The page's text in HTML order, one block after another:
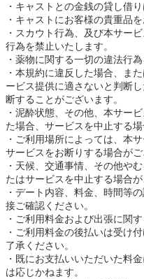
キャストとの金銭の貸し借り
キャストにお客様の貴重品
スカウト行為、及び本サー
行為を禁止いたします。
薬物に関する一切の違法行為
本規約に違反した場合、ま
ービス提供に適さないと判断
断することがございます。
泥酔状態、その他、本サー
た場合、サービスを中止する場
ご利用場所によっては、本
サービスをお断りする場合がご
天候、交通事情、その他や
たはサービスを中止する場合が
デート内容、料金、時間等
接ご確認ください。
ご利用料金および出張に関
ご利用料金の後払いは受け
了承ください。
既にお支払いいただいた料
は応じかねます。